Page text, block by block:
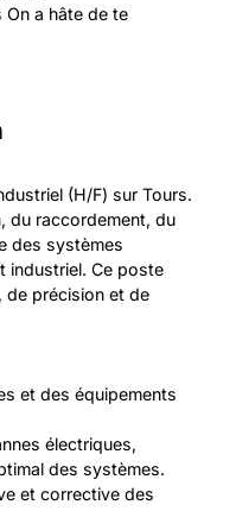
a hâte de te
(H/F) sur Tours.
du raccordement, du
des systèmes
industriel. Ce poste
de précision et de
et des équipements
électriques,
des systèmes.
et corrective des